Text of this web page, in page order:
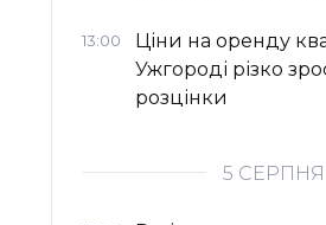
13:00
Ціни на оренду
Ужгороді різко
розцінки
5 СЕРПНЯ